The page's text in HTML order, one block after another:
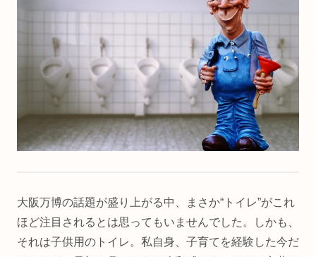
大阪万博の話題が盛り上がる中、まさか“トイレ”がこれ
ほど注目されるとは思ってもいませんでした。しかも、
それは子供用のトイレ。私自身、子育てを経験した今だ